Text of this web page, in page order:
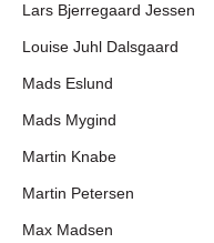
Lars Bjerregaard Jessen
Louise Juhl Dalsgaard
Mads Eslund
Mads Mygind
Martin Knabe
Martin Petersen
Max Madsen